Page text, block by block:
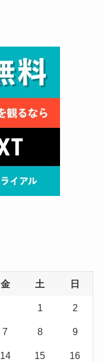
金 土 日
1 2
7 8 9
14 15 16